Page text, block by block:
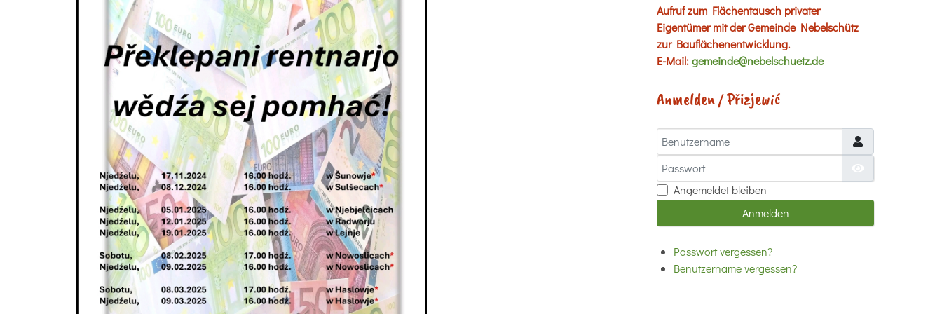
Aufruf zum Flächentausch privater
Eigentümer mit der Gemeinde Nebelschütz
zur Bauflächenentwicklung.
E-Mail:gemeinde@nebelschuetz.de
Anmelden / Přizjewić
Benutzername
Passwort
Angemeldet bleiben
Anmelden
Passwort vergessen?
Benutzername vergessen?